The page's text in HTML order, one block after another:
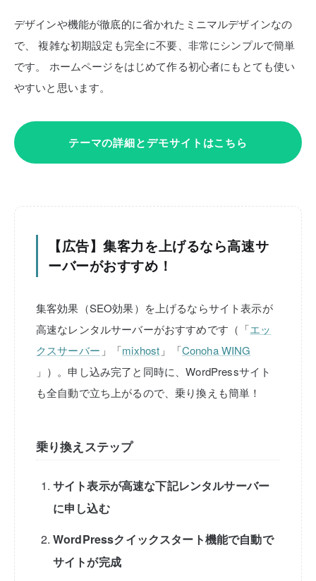
デザインや機能が徹底的に省かれたミニマルデザインなの
で、
複雑な初期設定も完全に不要、非常にシンプルで簡単
です。
ホームページをはじめて作る初心者にもとても使い
やすいと思います。
テーマの詳細とデモサイトはこちら
【広告】集客力を上げるなら高速サ
ーバーがおすすめ！
集客効果（SEO効果）を上げるならサイト表示が
高速なレンタルサーバーがおすすめです（「エッ
クスサーバー 」「mixhost 」「Conoha WING
」）。申し込み完了と同時に、WordPressサイト
も全自動で立ち上がるので、乗り換えも簡単！
乗り換えステップ
サイト表示が高速な下記レンタルサーバー
に申し込む
WordPressクイックスタート機能で自動で
サイトが完成